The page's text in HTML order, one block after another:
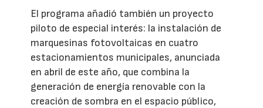
El programa añadió también un proyecto
piloto de especial interés: la instalación de
marquesinas fotovoltaicas en cuatro
estacionamientos municipales, anunciada
en abril de este año, que combina la
generación de energía renovable con la
creación de sombra en el espacio público,